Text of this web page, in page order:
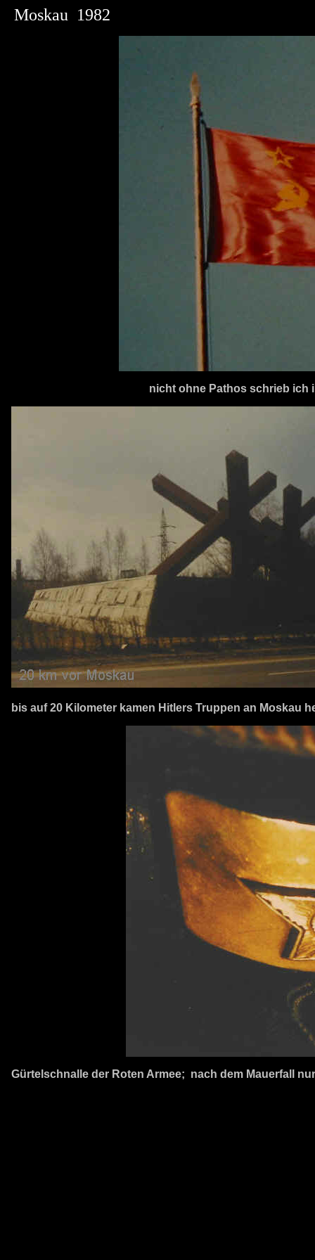
Moskau 1982
nicht ohne Pathos schrieb
bis auf 20 Kilometer kamen Hitlers Truppen an Moskau
Gürtelschnalle der Roten Armee; nach dem Mauerfall